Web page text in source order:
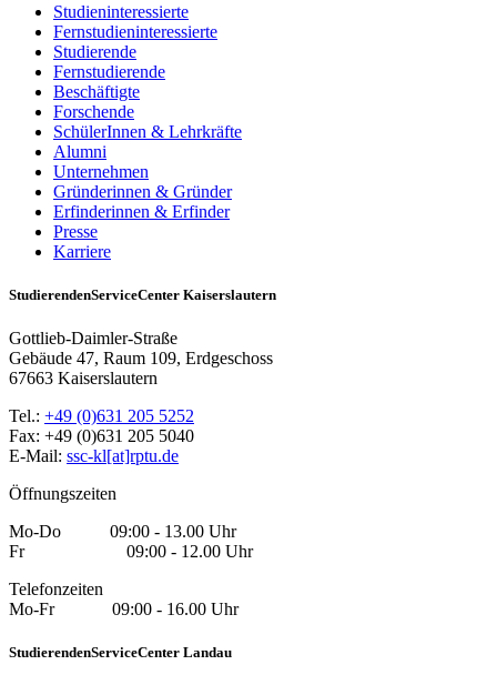
Studieninteressierte
Fernstudieninteressierte
Studierende
Fernstudierende
Beschäftigte
Forschende
SchülerInnen & Lehrkräfte
Alumni
Unternehmen
Gründerinnen & Gründer
Erfinderinnen & Erfinder
Presse
Karriere
StudierendenServiceCenter Kaiserslautern
Gottlieb-Daimler-Straße
Gebäude 47, Raum 109, Erdgeschoss
67663 Kaiserslautern
Tel.: +49 (0)631 205 5252
Fax: +49 (0)631 205 5040
E-Mail: ssc-kl[at]rptu.de
Öffnungszeiten
Mo-Do 09:00 - 13.00 Uhr
Fr 09:00 - 12.00 Uhr
Telefonzeiten
Mo-Fr 09:00 - 16.00 Uhr
StudierendenServiceCenter Landau